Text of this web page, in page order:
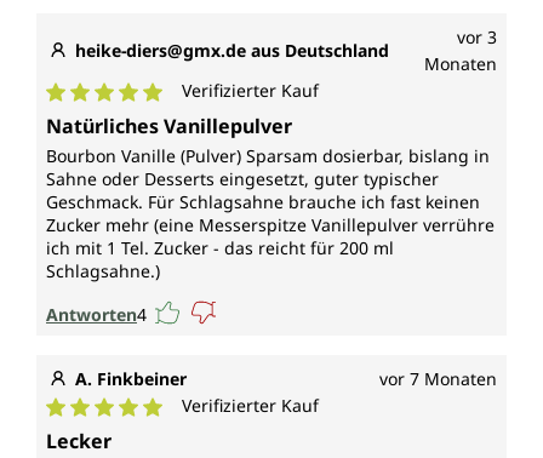
heike-diers@gmx.de aus Deutschland
vor 3
Monaten
Durchschnittliche Bewertung von 5 von 5 Sternen
Verifizierter Kauf
Natürliches Vanillepulver
Bourbon Vanille (Pulver) Sparsam dosierbar, bislang in
Sahne oder Desserts eingesetzt, guter typischer
Geschmack. Für Schlagsahne brauche ich fast keinen
Zucker mehr (eine Messerspitze Vanillepulver verrühre
ich mit 1 Tel. Zucker - das reicht für 200 ml
Schlagsahne.)
Antworten4
A. Finkbeiner vor 7 Monaten
Durchschnittliche Bewertung von 5 von 5 Sternen
Verifizierter Kauf
Lecker